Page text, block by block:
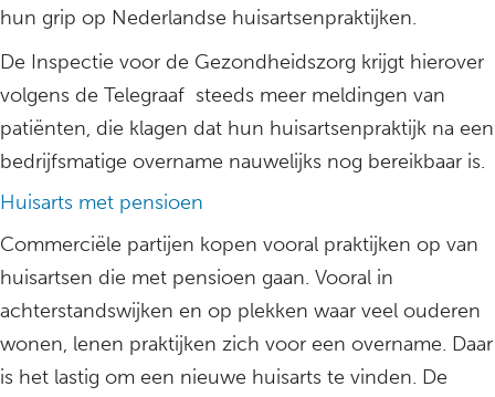
hun grip op Nederlandse huisartsenpraktijken.
De Inspectie voor de Gezondheidszorg krijgt hierover
volgens de Telegraaf steeds meer meldingen van
patiënten, die klagen dat hun huisartsenpraktijk na een
bedrijfsmatige overname nauwelijks nog bereikbaar is.
Huisarts met pensioen
Commerciële partijen kopen vooral praktijken op van
huisartsen die met pensioen gaan. Vooral in
achterstandswijken en op plekken waar veel ouderen
wonen, lenen praktijken zich voor een overname. Daar
is het lastig om een nieuwe huisarts te vinden. De